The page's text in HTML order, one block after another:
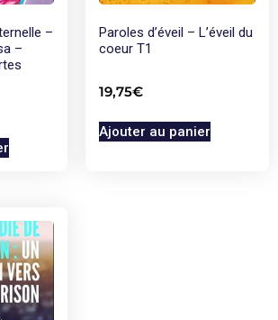
–
–
Paroles d’éveil – L’éveil du
coeur T1
19,75€
Ajouter au panier